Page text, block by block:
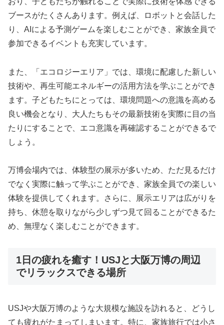
ブースがたくさんあります。例えば、ロボットと会話した
り、AIによる予測ゲームを楽しむことができ、家族全員で
参加できるイベントも充実しています。
また、「エコロジーエリア」では、環境に配慮した新しい
技術や、再生可能エネルギーの活用方法を学ぶことができ
ます。子どもたちにとっては、環境問題への意識を高める
良い機会となり、大人たちもその最新技術を実際に目の当
たりにすることで、エコ意識を再確認することができるで
しょう。
万博会場内では、体験型の展示が多いため、ただ見るだけ
でなく実際に触って学ぶことができ、家族全員での楽しい
体験を提供してくれます。さらに、展示エリアは広がりを
持ち、休憩を取りながら少しずつ見て回ることができるた
め、無理なく楽しむことができます。
1日の疲れを癒す！USJと大阪万博の周辺
でリラックスできる場所
USJや大阪万博のような大規模な施設を訪れると、どうし
ても疲れがたまってしまいます。特に、家族旅行では小さ